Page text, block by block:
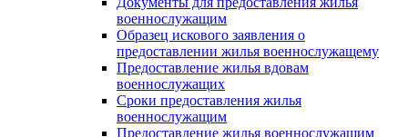
военнослужащим
Образец искового заявления о
предоставлении жилья военнослужащему
Предоставление жилья вдовам
военнослужащих
Сроки предоставления жилья
военнослужащим
Предоставление жилья военнослужащим